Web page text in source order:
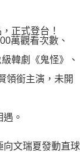
公司將視審查結果
惡意使用之情形，
取法律行動。
正式登台！
萬觀看次數、
韓劇《鬼怪》、
領銜主演，未開
。
向文瑞夏發動直球